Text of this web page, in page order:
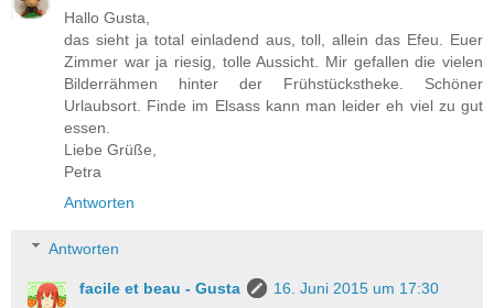
Hallo Gusta,
das sieht ja total einladend aus, toll, allein das Efeu. Euer
Zimmer war ja riesig, tolle Aussicht. Mir gefallen die vielen
Bilderrähmen hinter der Frühstückstheke. Schöner
Urlaubsort. Finde im Elsass kann man leider eh viel zu gut
essen.
Liebe Grüße,
Petra
Antworten
Antworten
facile et beau - Gusta
16. Juni 2015 um 17:30